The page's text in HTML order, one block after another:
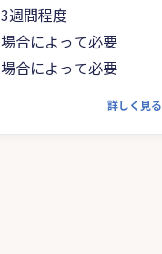
3週間程度
場合によって必要
場合によって必要
詳しく見る